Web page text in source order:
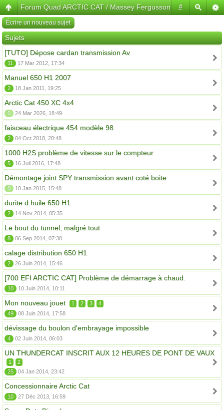
#
Forum Quad ARCTIC CAT / Massey Fergusson
Écrire un nouveau sujet
Sujets
[TUTO] Dépose cardan transmission Av
11 17 Mar 2012, 17:34
Manuel 650 H1 2007
2 18 Jan 2011, 19:25
Arctic Cat 450 XC 4x4
0 24 Mar 2026, 18:49
faisceau électrique 454 modèle 98
2 04 Oct 2018, 20:48
1000 H2S problème de vitesse sur le compteur
5 16 Juil 2016, 17:48
Démontage joint SPY transmission avant coté boite
0 10 Jan 2015, 15:48
durite d huile 650 H1
2 14 Nov 2014, 05:35
Le bout du tunnel, malgré tout
8 06 Sep 2014, 07:38
calage distribution 650 H1
2 26 Juin 2014, 15:46
[700 EFI ARCTIC CAT] Problème de démarrage à chaud.
10 10 Juin 2014, 10:11
Mon nouveau jouet 1 2 3
4
49
08 Juin 2014, 17:58
dévissage du boulon d'embrayage impossible
4 02 Juin 2014, 06:03
UN THUNDERCAT INSCRIT AUX 12 HEURES DE PONT DE VAUX
1
2
25
04 Jan 2014, 23:42
Concessionnaire Arctic Cat
10 27 Déc 2013, 16:59